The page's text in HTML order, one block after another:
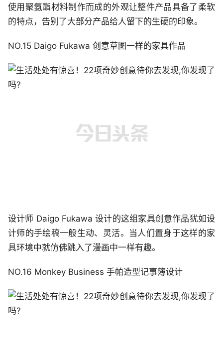
使用聚氨酯材料制作而成的外观让整件产品具备了柔软
的特点，告别了大部分产品给人留下的生硬的印象。
NO.15 Daigo Fukawa 创意草图一样的家具作品
设计师 Daigo Fukawa 设计的这组家具创意作品犹如设
计师的手绘稿一般生动、灵活。当人们置身于这样的家
具环境中就仿佛跳入了漫画中一样有趣。
NO.16 Monkey Business 手帕造型记事簿设计